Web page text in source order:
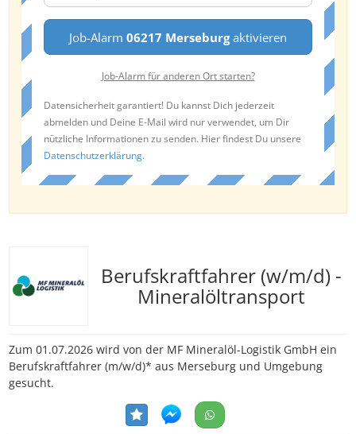
Job-Alarm 06217 Merseburgaktivieren
Job-Alarm für anderen Ort starten?
Datensicherheit garantiert! Du kannst Dich jederzeit
abmelden und Deine E-Mail wird nur verwendet, um Dir
nützliche Informationen zu senden. Hier findest Du unsere
Datenschutzerklärung.
Berufskraftfahrer (w/m/d) -
Mineralöltransport
Zum 01.07.2026 wird von der MF Mineralöl-Logistik GmbH ein
Berufskraftfahrer (m/w/d)* aus Merseburg und Umgebung
gesucht.